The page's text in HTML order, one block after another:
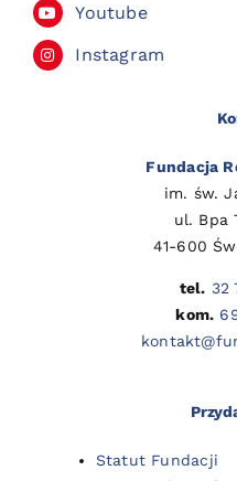
Youtube
Instagram
Fundacja
im. św.
ul. Bpa
41-600
tel. 32
kom.
Statut Fundacji